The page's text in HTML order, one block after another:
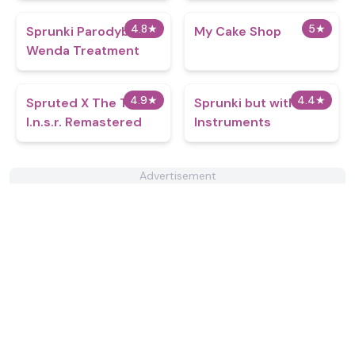
4.8★
Sprunki Parodybox
Wenda Treatment
5★
My Cake Shop
4.9★
Spruted X The Team
I.n.s.r. Remastered​
4.4★
Sprunki but with
Instruments
Advertisement